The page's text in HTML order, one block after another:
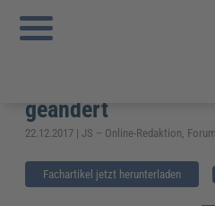
Sie sind hier:
Januar 2018 bezüglich der Kfz-Zulassung
FZV: Das hat sich
2018 bezüglich
geändert
22.12.2017 | JS – Online-Redaktion,
Fachartikel jetzt herunterladen